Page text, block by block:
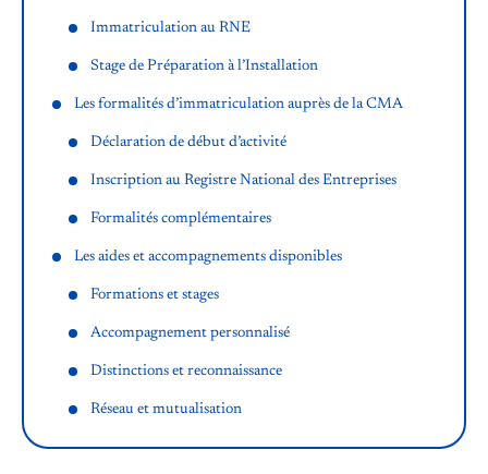
Immatriculation au RNE
Stage de Préparation à l’Installation
Les formalités d’immatriculation auprès de la CMA
Déclaration de début d’activité
Inscription au Registre National des Entreprises
Formalités complémentaires
Les aides et accompagnements disponibles
Formations et stages
Accompagnement personnalisé
Distinctions et reconnaissance
Réseau et mutualisation